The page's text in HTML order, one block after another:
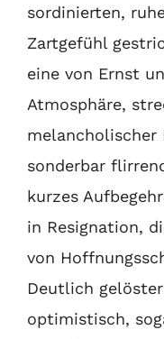
sordinierten,
Zartgefühl
eine von Ernst
Atmosphäre,
sonderbar
kurzes
in Resignation,
von
Deutlich
optimistisch,